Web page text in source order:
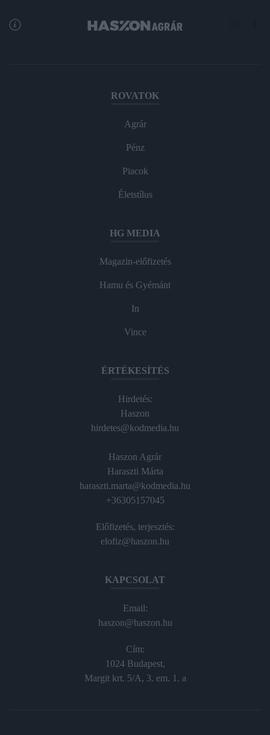
ROVATOK
Agrár
Pénz
Piacok
Életstílus
HG MEDIA
Magazin-előfizetés
Hamu és Gyémánt
In
Vince
ÉRTÉKESÍTÉS
Hirdetés:
Haszon
hirdetes@kodmedia.hu
Haszon Agrár
Haraszti Márta
haraszti.marta@kodmedia.hu
+36305157045
Előfizetés, terjesztés:
elofiz@haszon.hu
KAPCSOLAT
Email:
haszon@haszon.hu
Cím:
1024 Budapest,
Margit krt. 5/A, 3. em. 1. a